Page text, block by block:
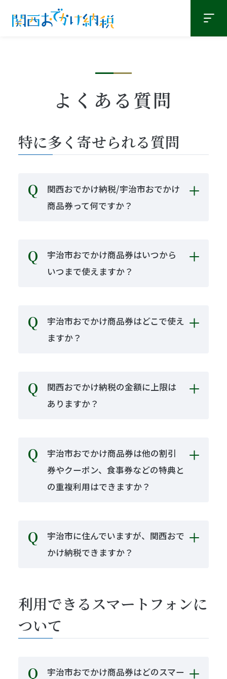
よくある質問
特に多く寄せられる質問
関西おでかけ納税/宇治市おでかけ
商品券って何ですか？
宇治市おでかけ商品券はいつから
いつまで使えますか？
宇治市おでかけ商品券はどこで使え
ますか？
関西おでかけ納税の金額に上限は
ありますか？
宇治市おでかけ商品券は他の割引
券やクーポン、食事券などの特典と
の重複利用はできますか？
宇治市に住んでいますが、関西おで
かけ納税できますか？
利用できるスマートフォンに
ついて
宇治市おでかけ商品券はどのスマー